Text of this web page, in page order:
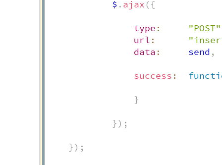
			$
. ajax ({
type : "POST"
url :
data :
     send
,
success :
}
}) ;
}) ;